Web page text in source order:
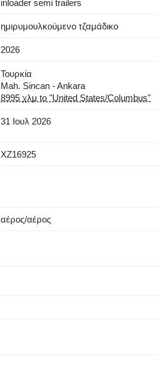
inloader semi trailers
ημιρυμουλκούμενο τζαμάδικο
2026
Τουρκία
Mah. Sincan - Ankara
8995 χλμ to "United States/Columbus"
31 Ιουλ 2026
XZ16925
αέρος/αέρος